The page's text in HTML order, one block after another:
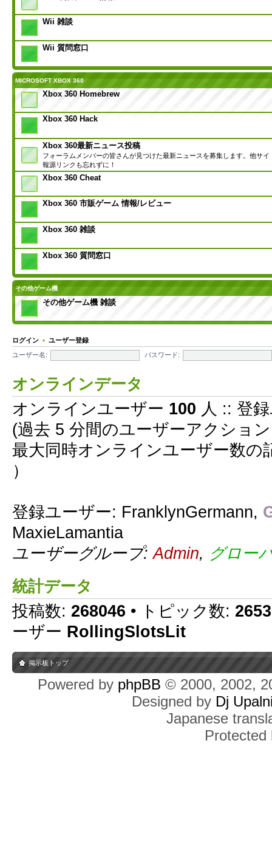
Wii 雑談
Wii 質問窓口
MICROSOFT XBOX 360
Xbox 360 Homebrew
Xbox 360 Hack
Xbox 360最新ニュース投稿
フォーラムメンバーの皆さんが見つけた最新ニュースを募集します。他サイ
報源リンクも忘れずに！
Xbox 360 Cheat
Xbox 360 市販ゲーム 情報/レビュー
Xbox 360 雑談
Xbox 360 質問窓口
その他ゲーム機
その他ゲーム機 雑談
ログイン • ユーザー登録
ユーザー名: パスワード:
オンラインデータ
オンラインユーザー 100 人 :: 登
(過去 5 分間のユーザーアクショ
最大同時オンラインユーザー数の
）
登録ユーザー: FranklynGermann,
MaxieLamantia
ユーザーグループ:Admin, グロー
統計データ
投稿数: 268046 • トピック数:
ーザー RollingSlotsLit
掲示板トップ
Powered by phpBB © 2000, 2002,
Designed by Dj
Japanese